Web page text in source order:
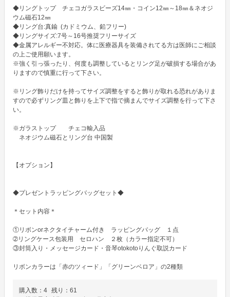
◆リングトップ　チェコガラスビーズ14㎜・コイン12㎜～18㎜＆ネオジ
ウム磁石12㎜
◆リング台:真鍮  (カドミウム、鉛フリー)
◆リングサイズ:7号～16号推奨フリーサイズ
◆金属アレルギー不対応。体に医療器具を装備されてる方は医師にご相談
の上ご使用願います。
※強く引っ張ったり、何度も調整しているとリング足が破損する場合があ
りますので慎重に行って下さい。
※リング飾りだけを持ってサイズ調整をすると飾りが取れる恐れがありま
すので必ずリング皿と飾りを上下で指で摘まんでサイズ調整を行って下さ
い。
※ガラストップ　　チェコ輸入品
ネオジウム磁石とリング台 中国製
【オプション】
◆プレゼントラッピングバッグセット◆
＊セット内容＊
①リボンorネクタイチャーム付き　ラッピングバッグ　１点
➁リングケース包装用　セロハン　２枚（カラー指定不可）
③封筒入り・メッセージカード・音琴otokotoりんぐ取説カード
リボンカラーは「赤のツィード」「グリーンベロア」の2種類
購入数： 4 残り： 61